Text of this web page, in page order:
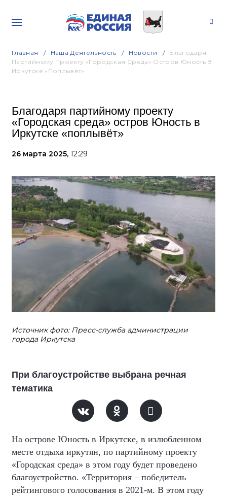
Главная Наша Деятельность Новости
Благодаря
Партийному Проекту «Городская Среда» Остров Юность В
Иркутске «поплывёт»
Благодаря партийному проекту
«Городская среда» остров Юность в
Иркутске «поплывёт»
26 марта 2025, 12:29
Источник фото: Пресс-служба администрации
города Иркутска
При благоустройстве выбрана речная
тематика
На острове Юность в Иркутске, в излюбленном
месте отдыха иркутян, по партийному проекту
«Городская среда» в этом году будет проведено
благоустройство. «Территория – победитель
рейтингового голосования в 2021-м. В этом году